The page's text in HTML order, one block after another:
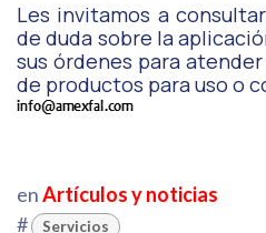
Les invitamos a
de duda sobre la
sus órdenes para
de productos para uso o
enArtículos y noticias
#
Servicios